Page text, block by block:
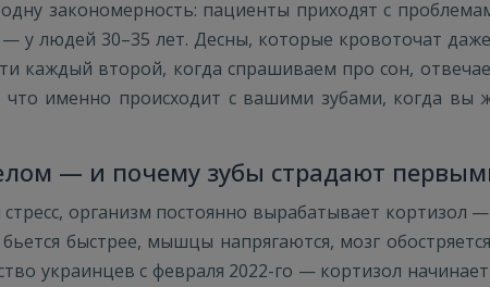
закономерность: пациенты приходят с
у людей 30–35 лет. Десны, которые кровоточат
каждый второй, когда спрашиваем про сон,
именно происходит с вашими зубами, когда вы
— и почему зубы страдают
организм постоянно вырабатывает кортизол
быстрее, мышцы напрягаются, мозг
украинцев с февраля 2022-го — кортизол